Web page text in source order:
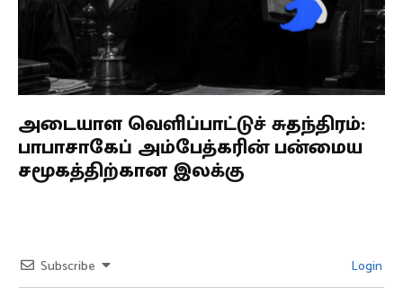
அடையாள வெளிப்பாட்டுச் சுதந்திரம்:
பாபாசாகேப் அம்பேத்கரின் பன்மைய
சமூகத்திற்கான இலக்கு
Subscribe Login